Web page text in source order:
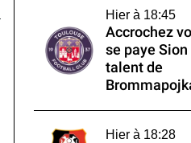
Hier à 18:45
Accrochez
se paye Sion
talent de
Hier à 18:28